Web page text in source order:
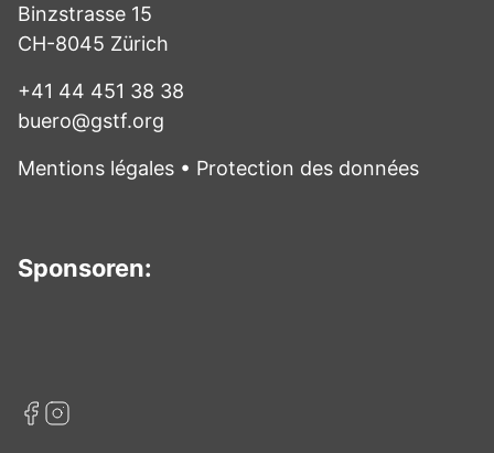
Binzstrasse 15
CH-8045 Zürich
+41 44 451 38 38
buero@gstf.org
Mentions légales • Protection des données
Sponsoren: